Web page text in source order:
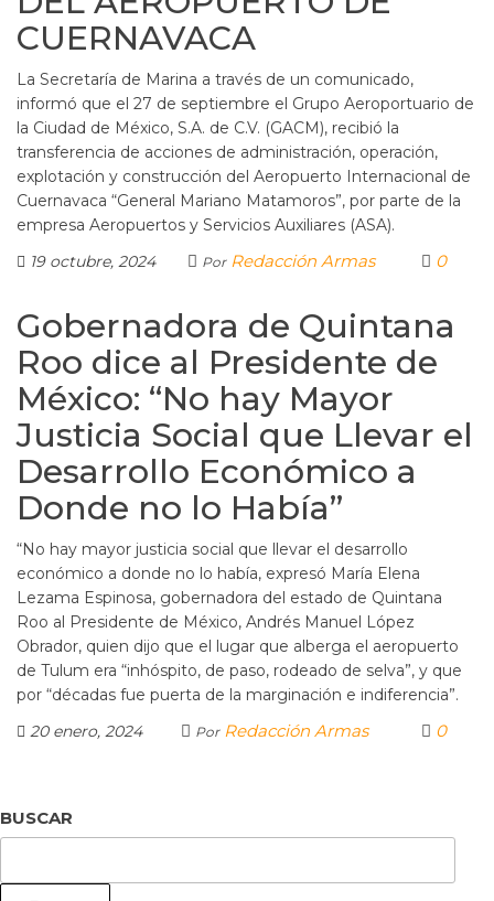
CUERNAVACA
La Secretaría de Marina a través de un comunicado,
informó que el 27 de septiembre el Grupo Aeroportuario de
la Ciudad de México, S.A. de C.V. (GACM), recibió la
transferencia de acciones de administración, operación,
explotación y construcción del Aeropuerto Internacional de
Cuernavaca “General Mariano Matamoros”, por parte de la
empresa Aeropuertos y Servicios Auxiliares (ASA).
19 octubre, 2024
Por Redacción Armas 0
Gobernadora de Quintana
Roo dice al Presidente de
México: “No hay Mayor
Justicia Social que Llevar el
Desarrollo Económico a
Donde no lo Había”
“No hay mayor justicia social que llevar el desarrollo
económico a donde no lo había, expresó María Elena
Lezama Espinosa, gobernadora del estado de Quintana
Roo al Presidente de México, Andrés Manuel López
Obrador, quien dijo que el lugar que alberga el aeropuerto
de Tulum era “inhóspito, de paso, rodeado de selva”, y que
por “décadas fue puerta de la marginación e indiferencia”.
20 enero, 2024
Por Redacción Armas 0
BUSCAR